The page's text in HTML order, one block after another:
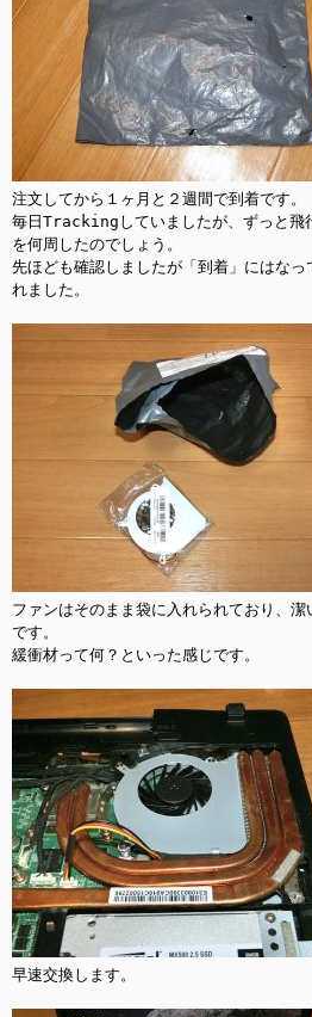
注文してから１ヶ月と２週間で到着です。
毎日Trackingしていましたが、ずっと飛
を何周したのでしょう。
先ほども確認しましたが「到着」にはな
れました。
ファンはそのまま袋に入れられており、
です。
緩衝材って何？といった感じです。
早速交換します。